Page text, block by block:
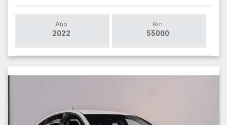
Ano
2022
Km
55000